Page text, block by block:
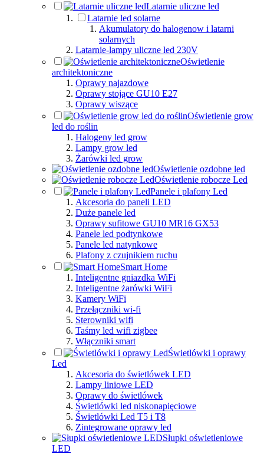
Latarnie uliczne led
Latarnie led solarne
Akumulatory do halogenow i latarni
solarnych
Latarnie-lampy uliczne led 230V
Oświetlenie
architektoniczne
Oprawy najazdowe
Oprawy stojące GU10 E27
Oprawy wiszące
Oświetlenie grow
led do roślin
Halogeny led grow
Lampy grow led
Żarówki led grow
Oświetlenie ozdobne led
Oświetlenie robocze Led
Panele i plafony Led
Akcesoria do paneli LED
Duże panele led
Oprawy sufitowe GU10 MR16 GX53
Panele led podtynkowe
Panele led natynkowe
Plafony z czujnikiem ruchu
Smart Home
Inteligentne gniazdka WiFi
Inteligentne żarówki WiFi
Kamery WiFi
Przełączniki wi-fi
Sterowniki wifi
Taśmy led wifi zigbee
Włączniki smart
Świetlówki i oprawy
Led
Akcesoria do świetlówek LED
Lampy liniowe LED
Oprawy do świetlówek
Świetlówki led niskonapięciowe
Świetlówki Led T5 i T8
Zintegrowane oprawy led
Słupki oświetleniowe
LED